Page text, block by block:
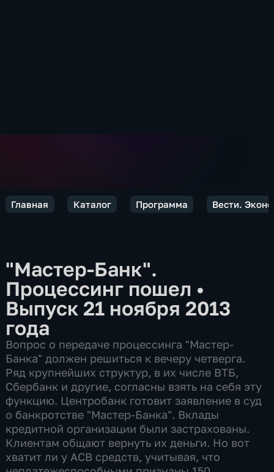
Главная Каталог Программа Вести.
"Мастер-Банк".
Процессинг пошел •
Выпуск 21 ноября 2013
года
Вопрос о передаче процессинга "Мастер-
Банка" должен решиться к вечеру четверга.
Ряд крупнейших структур, в их числе ВТБ,
Сбербанк и другие, согласны взять на себя эту
функцию. Центробанк готовит заявление в суд
о банкротстве "Мастер-Банка". Вклады
кредитной организации были застрахованы.
Клиентам общают вернуть их деньги. Но вот
хватит ли у АСВ средств, учитывая, что